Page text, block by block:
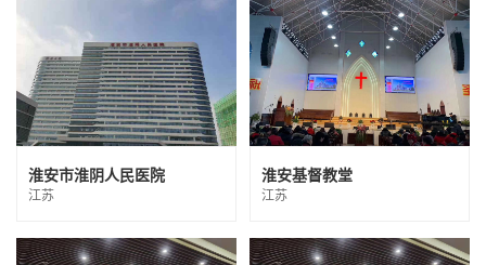
淮安市淮阴人民医院
江苏
淮安基督教堂
江苏